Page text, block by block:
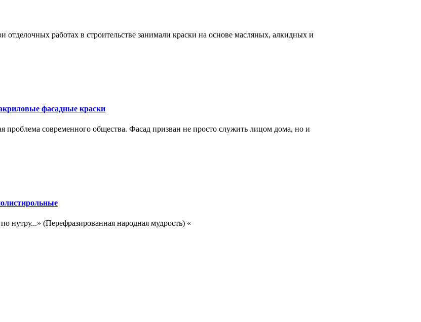
работах в строительстве занимали краски на основе масляных, алкидных и
фасадные краски
проблема современного общества. Фасад призван не просто служить лицом дома, но и
нутру...» (Перефразированная народная мудрость) «